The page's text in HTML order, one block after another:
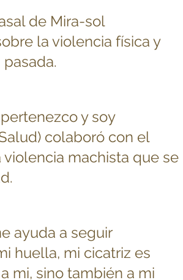
la violencia física y
y soy
colaboró con el
machista que se
ayuda a seguir
huella, mi cicatriz es
mi, sino también a mi